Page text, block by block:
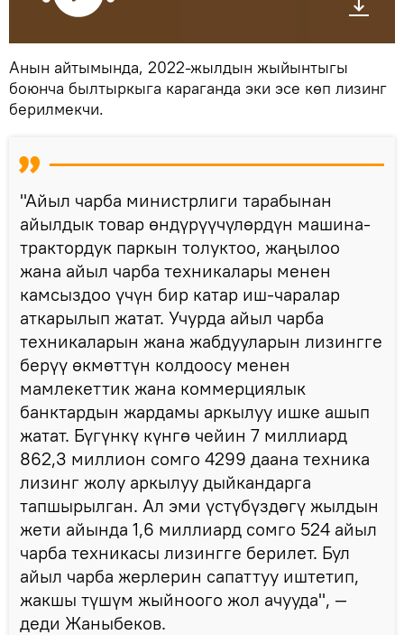
Анын айтымында, 2022-жылдын жыйынтыгы
боюнча былтыркыга караганда эки эсе көп лизинг
берилмекчи.
"Айыл чарба министрлиги тарабынан
айылдык товар өндүрүүчүлөрдүн машина-
трактордук паркын толуктоо, жаңылоо
жана айыл чарба техникалары менен
камсыздоо үчүн бир катар иш-чаралар
аткарылып жатат. Учурда айыл чарба
техникаларын жана жабдууларын лизингге
берүү өкмөттүн колдоосу менен
мамлекеттик жана коммерциялык
банктардын жардамы аркылуу ишке ашып
жатат. Бүгүнкү күнгө чейин 7 миллиард
862,3 миллион сомго 4299 даана техника
лизинг жолу аркылуу дыйкандарга
тапшырылган. Ал эми үстүбүздөгү жылдын
жети айында 1,6 миллиард сомго 524 айыл
чарба техникасы лизингге берилет. Бул
айыл чарба жерлерин сапаттуу иштетип,
жакшы түшүм жыйноого жол ачууда", —
деди Жаныбеков.